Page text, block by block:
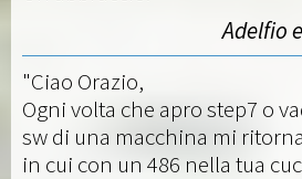
Adelfio
"Ciao Orazio,
Ogni volta che apro step7 o
sw di una macchina mi
in cui con un 486 nella tua